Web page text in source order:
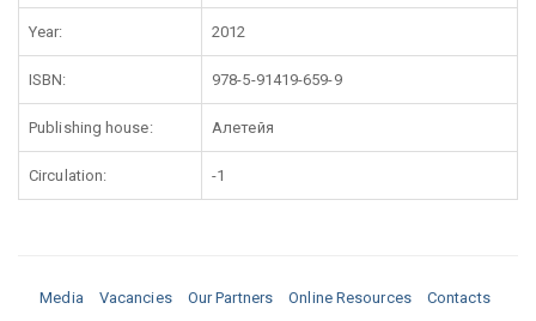
Year: 2012
ISBN: 978-5-91419-659-9
Publishing house: Алетейя
Circulation: -1
Media Vacancies Our Partners Online Resources Contacts